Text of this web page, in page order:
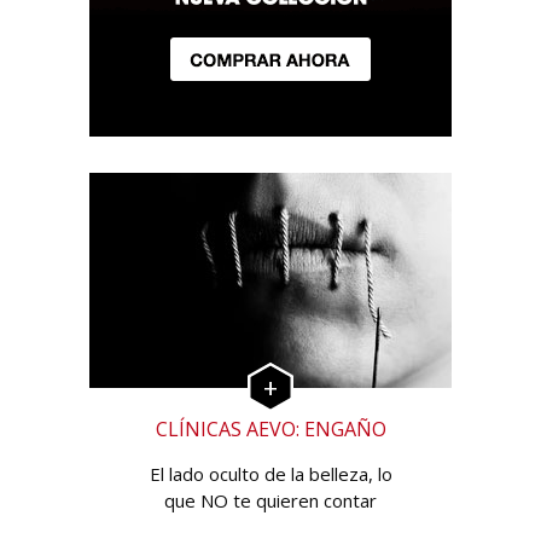
CLÍNICAS AEVO: ENGAÑO
El lado oculto de la belleza, lo
que NO te quieren contar